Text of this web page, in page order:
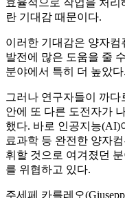
란 기대감 때문이다.
이러한 기대감은 양자
발전에 많은 도움을 줄
분야에서 특히 더 높았다.
그러나 연구자들이 까
안에 또 다른 도전자가
했다. 바로 인공지능(AI)
료과학 등 완전한 양자
휘할 것으로 여겨졌던
를 위협하고 있다.
주세페 카를레오